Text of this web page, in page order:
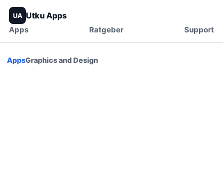
UA Utku Apps
Apps Ratgeber Support
AppsGraphics and Design